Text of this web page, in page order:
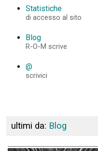
Statistiche
di accesso al sito
Blog
R-O-M scrive
@
scrivici
ultimi da: Blog